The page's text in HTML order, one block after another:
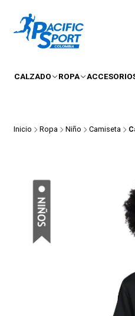
CALZADO ROPA
Inicio Ropa Niño Camiseta